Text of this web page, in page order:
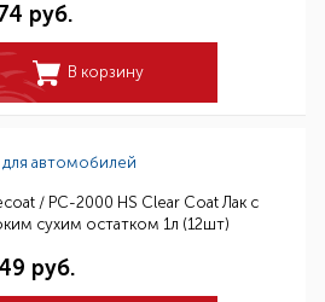
руб.
В корзину
для автомобилей
/ PC-2000 HS Clear Coat Лак с
сухим остатком 1л (12шт)
руб.